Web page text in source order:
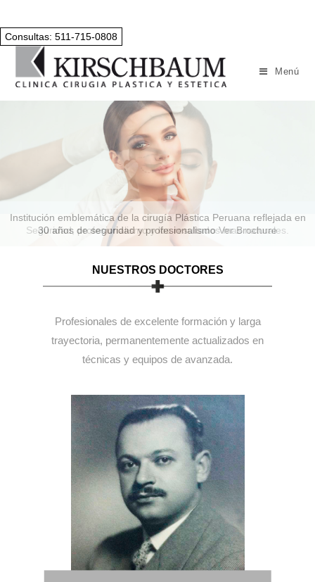
Consultas: 511-715-0808
Menú
Institución emblemática de la cirugía Plástica Peruana reflejada en
30 años de seguridad y profesionalismoVer Brochure
NUESTROS DOCTORES
Profesionales de excelente formación y larga
trayectoria, permanentemente actualizados en
técnicas y equipos de avanzada.